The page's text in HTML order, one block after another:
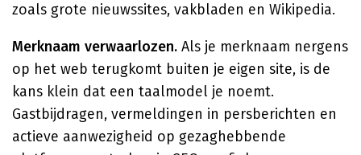
zoals grote nieuwssites, vakbladen en Wikipedia.
Merknaam verwaarlozen. Als je merknaam nergens
op het web terugkomt buiten je eigen site, is de
kans klein dat een taalmodel je noemt.
Gastbijdragen, vermeldingen in persberichten en
actieve aanwezigheid op gezaghebbende